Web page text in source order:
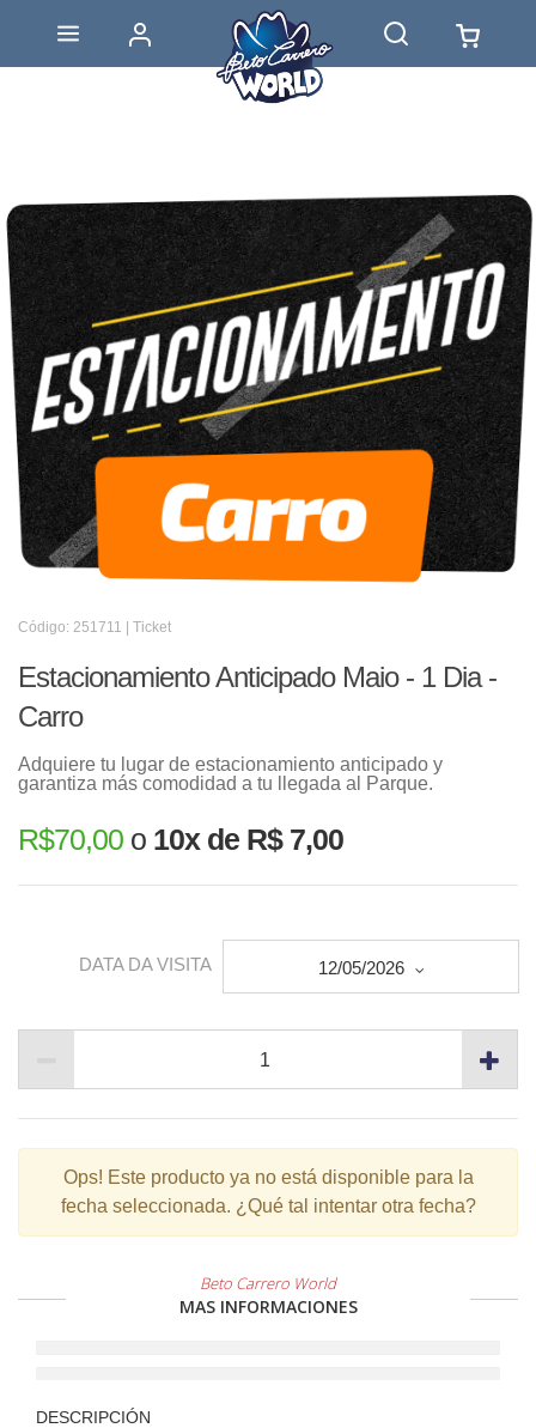
Código: 251711 | Ticket
Estacionamiento Anticipado Maio - 1 Dia -
Carro
Adquiere tu lugar de estacionamiento anticipado y
garantiza más comodidad a tu llegada al Parque.
R$70,00 o 10x de R$ 7,00
DATA DA VISITA 12/05/2026
Ops! Este producto ya no está disponible para la
fecha seleccionada. ¿Qué tal intentar otra fecha?
Beto Carrero World
MAS INFORMACIONES
DESCRIPCIÓN